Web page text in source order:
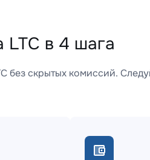
LTC в 4 шага
без скрытых комиссий.